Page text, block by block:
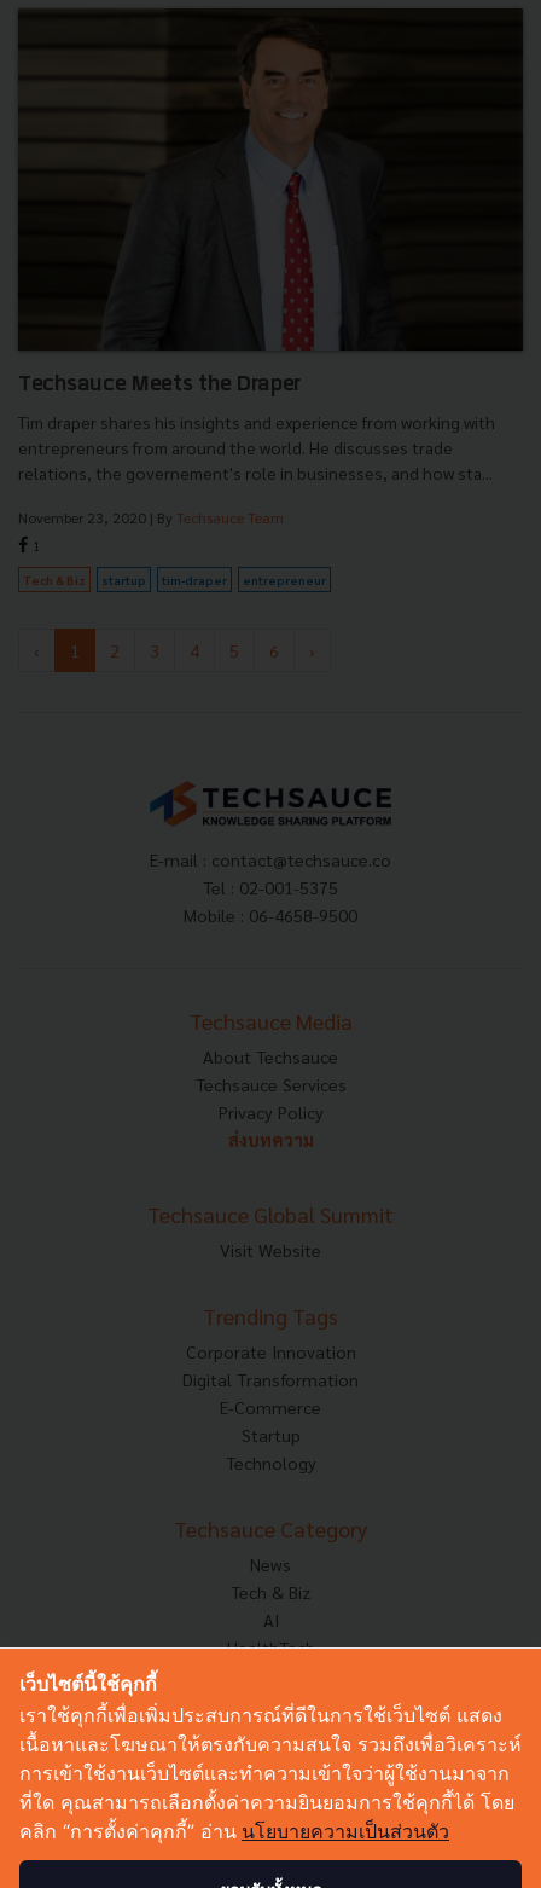
Techsauce Meets the Draper
Tim draper shares his insights and experience from working with
entrepreneurs from around the world. He discusses trade
relations, the governement's role in businesses, and how sta...
November 23, 2020 | By Techsauce Team
1
Tech & Biz startup tim-draper entrepreneur
‹ 1 2 3 4 5 6 ›
E-mail : contact@techsauce.co
Tel : 02-001-5375
Mobile : 06-4658-9500
Techsauce Media
About Techsauce
Techsauce Services
Privacy Policy
ส่งบทความ
Techsauce Global Summit
Visit Website
Trending Tags
Corporate Innovation
Digital Transformation
E-Commerce
Startup
Technology
Techsauce Category
News
Tech & Biz
AI
HealthTech
Corp Innov
Saucy Thoughts
Based On
Sustainable
Videos
Podcast
เว็บไซต์นี้ใช้คุกกี้
เราใช้คุกกี้เพื่อเพิ่มประสบการณ์ที่ดีในการใช้เว็บไซต์ แสดง
เนื้อหาและโฆษณาให้ตรงกับความสนใจ รวมถึงเพื่อวิเคราะห์
การเข้าใช้งานเว็บไซต์และทำความเข้าใจว่าผู้ใช้งานมาจาก
ที่ใด คุณสามารถเลือกตั้งค่าความยินยอมการใช้คุกกี้ได้ โดย
คลิก “การตั้งค่าคุกกี้” อ่าน นโยบายความเป็นส่วนตัว